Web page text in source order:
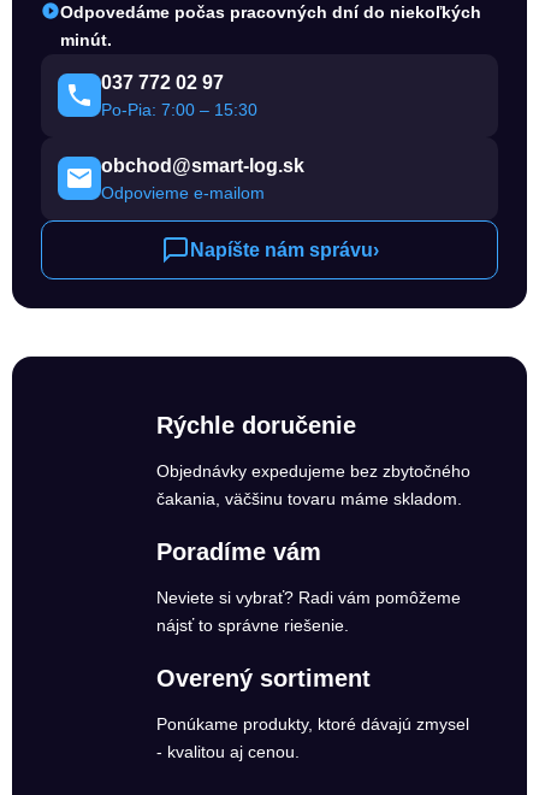
Odpovedáme počas pracovných dní do niekoľkých
minút.
037 772 02 97
Po-Pia: 7:00 – 15:30
obchod@smart-log.sk
Odpovieme e-mailom
Napíšte nám správu›
Rýchle doručenie
Objednávky expedujeme bez zbytočného
čakania, väčšinu tovaru máme skladom.
Poradíme vám
Neviete si vybrať? Radi vám pomôžeme
nájsť to správne riešenie.
Overený sortiment
Ponúkame produkty, ktoré dávajú zmysel
- kvalitou aj cenou.